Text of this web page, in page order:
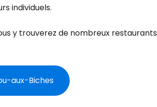
individuels.
y trouverez de nombreux
aux-Biches